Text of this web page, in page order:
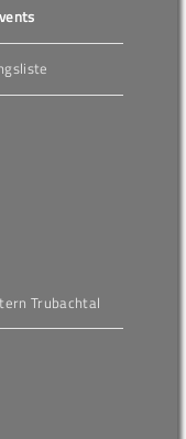
Trubachtal